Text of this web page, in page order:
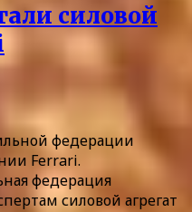
силовой
федерации
Ferrari.
федерация
силовой агрегат